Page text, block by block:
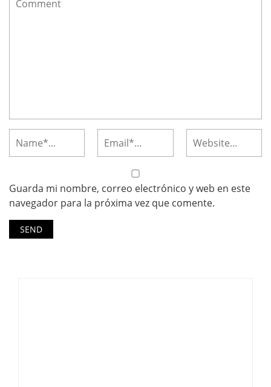
Guarda mi nombre, correo electrónico y web en este
navegador para la próxima vez que comente.